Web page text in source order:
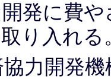
発に費
り入れる
協力開発